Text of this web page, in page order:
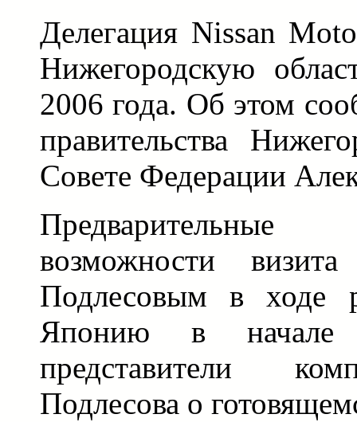
Делегация Nissan
Нижегородскую
2006 года. Об этом
правительства
Совете Федерации
возможности
Подлесовым в ходе
Японию в начале
представители
Подлесова о